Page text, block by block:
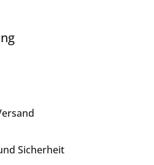
Sicherheit